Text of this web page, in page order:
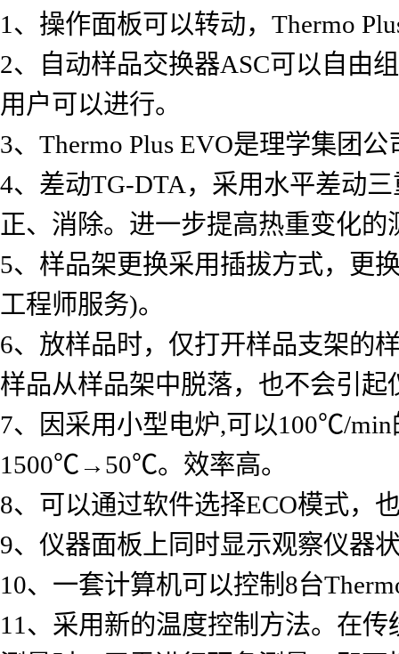
1、操作面板可以转动，Thermo
2、自动样品交换器ASC可以自由
用户可以进行。
3、Thermo Plus EVO是理学集团
4、差动TG-DTA，采用水平差动
正、消除。进一步提高热重变化
5、样品架更换采用插拔方式，更
工程师服务)。
6、放样品时，仅打开样品支架的
样品从样品架中脱落，也不会引
7、因采用小型电炉,可以100℃/
1500℃→50℃。效率高。
8、可以通过软件选择ECO模式，
9、仪器面板上同时显示观察仪器
10、一套计算机可以控制8台
11、采用新的温度控制方法。在